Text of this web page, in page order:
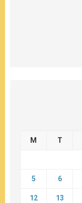
M T
5 6
12 13